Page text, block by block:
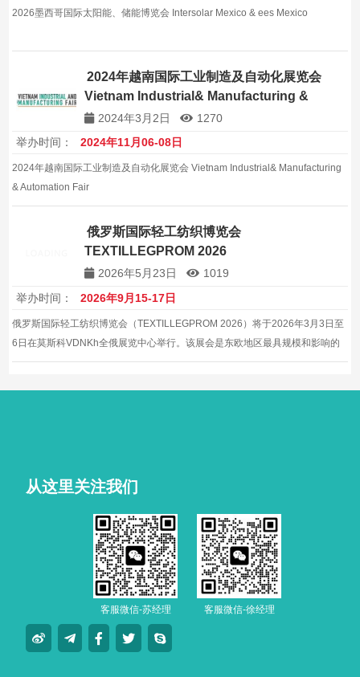
2026墨西哥国际太阳能、储能博览会 Intersolar Mexico & ees Mexico
2024年越南国际工业制造及自动化展览会
Vietnam Industrial& Manufacturing &
Automation Fair
2024年3月2日
1270
举办时间：
2024年11月06-08日
2024年越南国际工业制造及自动化展览会 Vietnam Industrial& Manufacturing
& Automation Fair
俄罗斯国际轻工纺织博览会
TEXTILLEGPROM 2026
2026年5月23日
1019
举办时间：
2026年9月15-17日
俄罗斯国际轻工纺织博览会（TEXTILLEGPROM 2026）将于2026年3月3日至
6日在莫斯科VDNKh全俄展览中心举行。该展会是东欧地区最具规模和影响的
专业轻纺展会，汇聚约2000家展商，吸引约37000名专业观众。
从这里关注我们
客服微信-苏经理 客服微信-徐经理